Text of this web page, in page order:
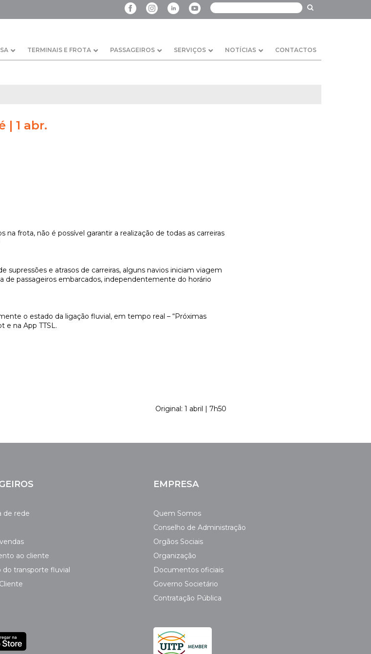
TERMINAIS E FROTA PASSAGEIROS SERVIÇOS NOTÍCIAS CONTACTOS
| 1 abr.
frota, não é possível garantir a realização de todas as carreiras
e atrasos de carreiras, alguns navios iniciam viagem
de passageiros embarcados, independentemente do horário
o estado da ligação fluvial, em tempo real – “Próximas
e na App TTSL.
Original: 1 abril | 7h50
de rede
ao cliente
do transporte fluvial
EMPRESA
Quem Somos
Conselho de Administração
Orgãos Sociais
Organização
Documentos oficiais
Governo Societário
Contratação Pública